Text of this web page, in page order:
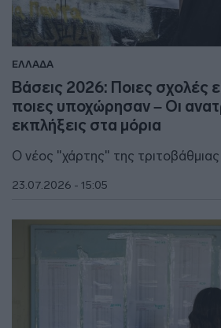
ΕΛΛΑΔΑ
Βάσεις 2026: Ποιες σχολές
ποιες υποχώρησαν – Οι
εκπλήξεις στα μόρια
Ο νέος "χάρτης" της
23.07.2026 - 15:05